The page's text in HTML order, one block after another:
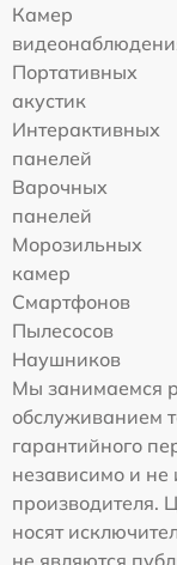
Камер
Портативных
акустик
Интерактивных
панелей
Варочных
панелей
Морозильных
камер
Смартфонов
Пылесосов
Наушников
Мы занимаемся
обслуживанием
гарантийного
независимо и не
производителя.
носят